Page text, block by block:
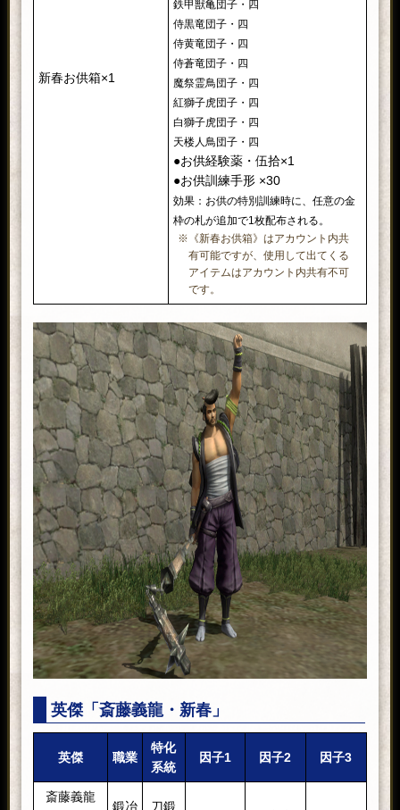
新春お供箱×1
鉄甲獣亀団子・四
侍黒竜団子・四
侍黄竜団子・四
侍蒼竜団子・四
魔祭霊鳥団子・四
紅獅子虎団子・四
白獅子虎団子・四
天楼人鳥団子・四
●お供経験薬・伍拾×1
●お供訓練手形 ×30
効果：お供の特別訓練時に、任意の金
枠の札が追加で1枚配布される。
※《新春お供箱》はアカウント内共
有可能ですが、使用して出てくる
アイテムはアカウント内共有不可
です。
英傑「斎藤義龍・新春」
英傑 職業
特化
系統
因子1 因子2 因子3
斎藤義龍
鍛冶
刀鍛